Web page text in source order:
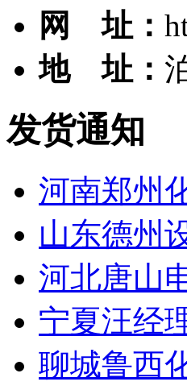
网 址：
地 址：
发货通知
河南郑州
山东德州
河北唐山
宁夏汪经
聊城鲁西